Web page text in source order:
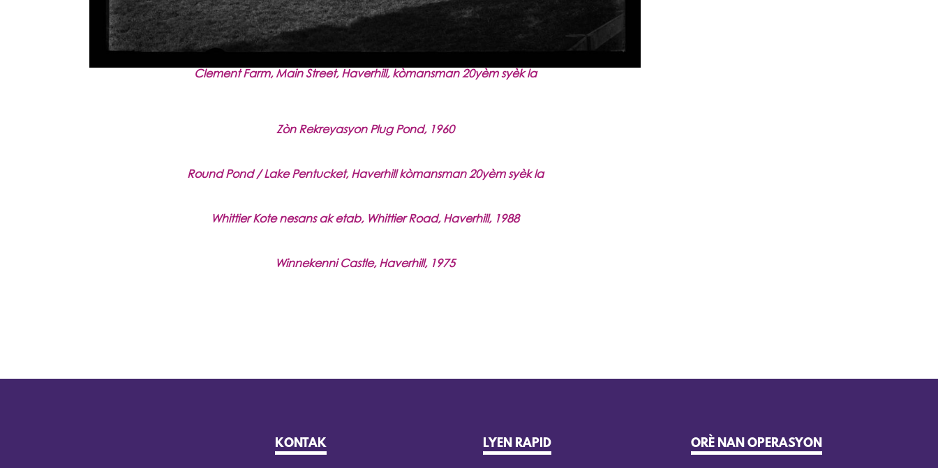
Clement Farm, Main Street, Haverhill, kòmansman 20yèm syèk la
Zòn Rekreyasyon Plug Pond, 1960
Round Pond / Lake Pentucket, Haverhill kòmansman 20yèm syèk la
Whittier Kote nesans ak etab, Whittier Road, Haverhill, 1988
Winnekenni Castle, Haverhill, 1975
KONTAK LYEN RAPID ORÈ NAN OPERASYON